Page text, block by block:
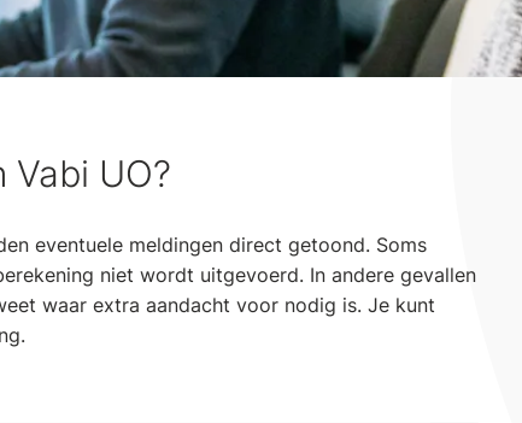
UO?
eventuele meldingen direct getoond. Soms
niet wordt uitgevoerd. In andere gevallen
waar extra aandacht voor nodig is. Je kunt